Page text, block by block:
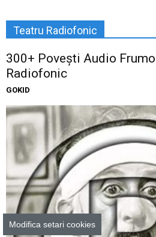
Teatru Radiofonic
300+ Povești Audio
Radiofonic
GOKID
Modifica setari cookies